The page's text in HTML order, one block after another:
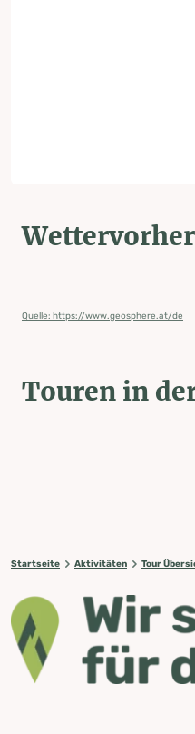
Quelle: https://www.geosphere.at/de
Touren in
Startseite Aktivitäten Tour